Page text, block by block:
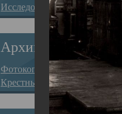
Исследования
Архив
Фотокопии дел
Крестные ходы